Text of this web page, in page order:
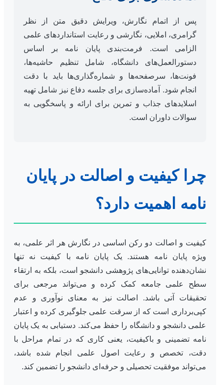
پس از اتمام نگارش، ویرایش دقیق متن از نظر
گرامری، املایی، نگارشی و رعایت استانداردهای علمی
الزامی است. فرمت‌بندی پایان نامه بر اساس
دستورالعمل‌های دانشگاه، شامل تنظیم حاشیه‌ها،
فونت‌ها، سرصفحه‌ها و شماره‌گذاری‌ها باید با دقت
انجام شود. آماده‌سازی برای جلسه دفاع نیز شامل تهیه
اسلایدهای جذاب و تمرین برای ارائه و پاسخگویی به
سوالات داوران است.
چرا کیفیت و اصالت در پایان
نامه اهمیت دارد؟
کیفیت و اصالت دو رکن اساسی در نگارش هر اثر علمی، به
ویژه پایان نامه هستند. یک پایان نامه با کیفیت نه تنها
نشان‌دهنده توانایی‌های پژوهشی دانشجو است، بلکه به ارتقاء
سطح علمی جامعه کمک کرده و می‌تواند مرجعی برای
تحقیقات آتی باشد. اصالت نیز به معنای نوآوری و عدم
کپی‌برداری است که از سرقت علمی جلوگیری کرده و اعتبار
علمی دانشجو و دانشگاه را حفظ می‌کند. دستیابی به یک پایان
نامه تضمینی و باکیفیت، یعنی کاری که در تمام مراحل با
دقت، تخصص و رعایت اصول علمی انجام شده باشد،
می‌تواند موفقیت تحصیلی و حرفه‌ای دانشجو را تضمین کند.